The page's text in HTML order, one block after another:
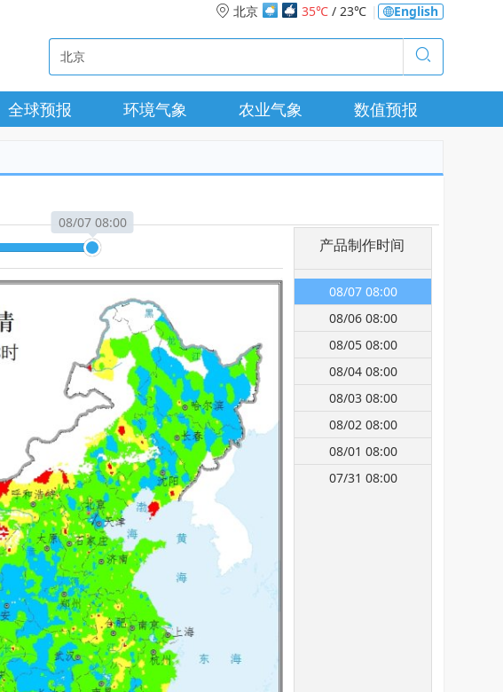
北京 35℃ / 23℃ English
全球预报 环境气象 农业气象 数值预报
08/07 08:00
产品制作时间
08/07 08:00
08/06 08:00
08/05 08:00
08/04 08:00
08/03 08:00
08/02 08:00
08/01 08:00
07/31 08:00